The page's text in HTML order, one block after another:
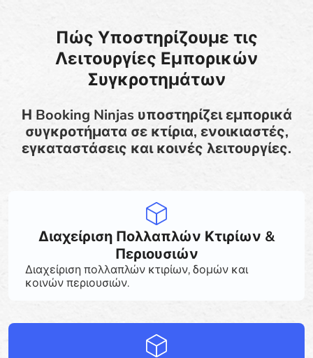
Πώς Υποστηρίζουμε τις
Λειτουργίες Εμπορικών
Συγκροτημάτων
Η Booking Ninjas υποστηρίζει εμπορικά
συγκροτήματα σε κτίρια, ενοικιαστές,
εγκαταστάσεις και κοινές λειτουργίες.
Διαχείριση Πολλαπλών Κτιρίων &
Περιουσιών
Διαχείριση πολλαπλών κτιρίων, δομών και
κοινών περιουσιών.